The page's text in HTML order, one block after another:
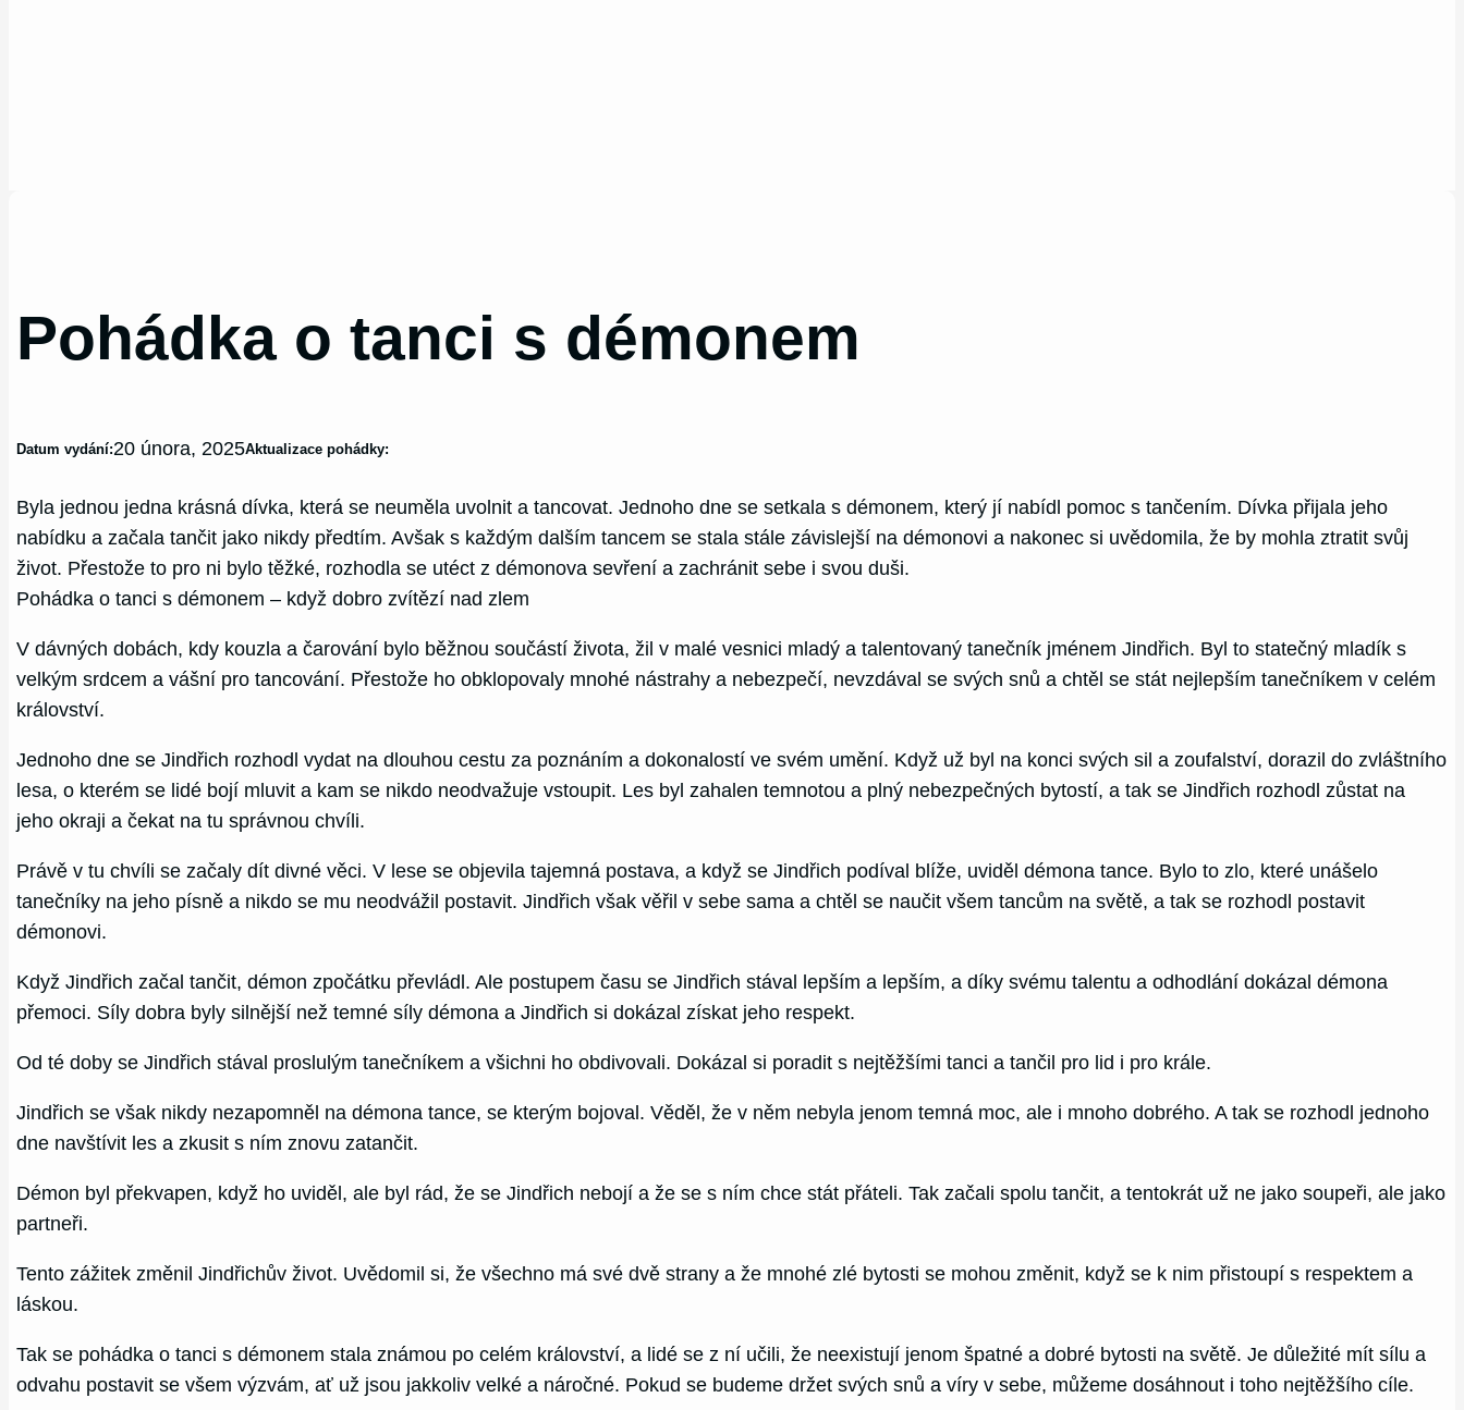
Pohádka o tanci s démonem
Datum vydání:20 února, 2025Aktualizace pohádky:
Byla jednou jedna krásná dívka, která se neuměla uvolnit a tancovat. Jednoho dne se setkala s démonem, který jí nabídl pomoc s tančením. Dívka přijala jeho
nabídku a začala tančit jako nikdy předtím. Avšak s každým dalším tancem se stala stále závislejší na démonovi a nakonec si uvědomila, že by mohla ztratit svůj
život. Přestože to pro ni bylo těžké, rozhodla se utéct z démonova sevření a zachránit sebe i svou duši.
Pohádka o tanci s démonem – když dobro zvítězí nad zlem
V dávných dobách, kdy kouzla a čarování bylo běžnou součástí života, žil v malé vesnici mladý a talentovaný tanečník jménem Jindřich. Byl to statečný mladík s
velkým srdcem a vášní pro tancování. Přestože ho obklopovaly mnohé nástrahy a nebezpečí, nevzdával se svých snů a chtěl se stát nejlepším tanečníkem v celém
království.
Jednoho dne se Jindřich rozhodl vydat na dlouhou cestu za poznáním a dokonalostí ve svém umění. Když už byl na konci svých sil a zoufalství, dorazil do zvláštního
lesa, o kterém se lidé bojí mluvit a kam se nikdo neodvažuje vstoupit. Les byl zahalen temnotou a plný nebezpečných bytostí, a tak se Jindřich rozhodl zůstat na
jeho okraji a čekat na tu správnou chvíli.
Právě v tu chvíli se začaly dít divné věci. V lese se objevila tajemná postava, a když se Jindřich podíval blíže, uviděl démona tance. Bylo to zlo, které unášelo
tanečníky na jeho písně a nikdo se mu neodvážil postavit. Jindřich však věřil v sebe sama a chtěl se naučit všem tancům na světě, a tak se rozhodl postavit
démonovi.
Když Jindřich začal tančit, démon zpočátku převládl. Ale postupem času se Jindřich stával lepším a lepším, a díky svému talentu a odhodlání dokázal démona
přemoci. Síly dobra byly silnější než temné síly démona a Jindřich si dokázal získat jeho respekt.
Od té doby se Jindřich stával proslulým tanečníkem a všichni ho obdivovali. Dokázal si poradit s nejtěžšími tanci a tančil pro lid i pro krále.
Jindřich se však nikdy nezapomněl na démona tance, se kterým bojoval. Věděl, že v něm nebyla jenom temná moc, ale i mnoho dobrého. A tak se rozhodl jednoho
dne navštívit les a zkusit s ním znovu zatančit.
Démon byl překvapen, když ho uviděl, ale byl rád, že se Jindřich nebojí a že se s ním chce stát přáteli. Tak začali spolu tančit, a tentokrát už ne jako soupeři, ale jako
partneři.
Tento zážitek změnil Jindřichův život. Uvědomil si, že všechno má své dvě strany a že mnohé zlé bytosti se mohou změnit, když se k nim přistoupí s respektem a
láskou.
Tak se pohádka o tanci s démonem stala známou po celém království, a lidé se z ní učili, že neexistují jenom špatné a dobré bytosti na světě. Je důležité mít sílu a
odvahu postavit se všem výzvám, ať už jsou jakkoliv velké a náročné. Pokud se budeme držet svých snů a víry v sebe, můžeme dosáhnout i toho nejtěžšího cíle.